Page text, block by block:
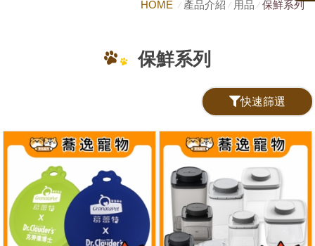
HOME 產品介紹 用品 保鮮系列
保鮮系列
快速篩選